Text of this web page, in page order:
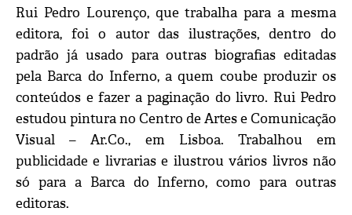
Rui Pedro Lourenço, que trabalha para a mesma
editora, foi o autor das ilustrações, dentro do
padrão já usado para outras biografias editadas
pela Barca do Inferno, a quem coube produzir os
conteúdos e fazer a paginação do livro. Rui Pedro
estudou pintura no Centro de Artes e Comunicação
Visual – Ar.Co., em Lisboa. Trabalhou em
publicidade e livrarias e ilustrou vários livros não
só para a Barca do Inferno, como para outras
editoras.